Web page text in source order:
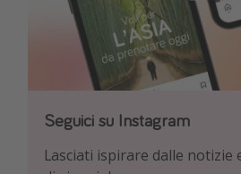
Seguici su Instagram
Lasciati ispirare dalle
Seguici su Facebook
Esplora le nostre offerte
Seguici su TikTok!
Per conoscere le offerte più